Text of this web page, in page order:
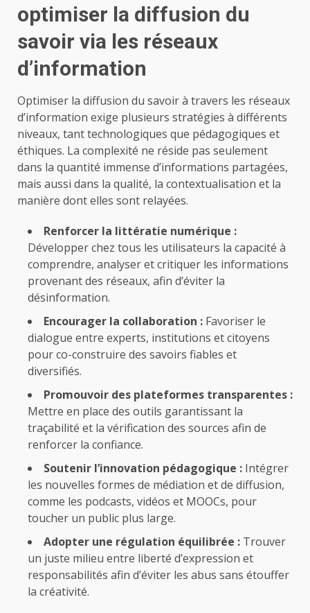
optimiser la diffusion du
savoir via les réseaux
d’information
Optimiser la diffusion du savoir à travers les réseaux
d’information exige plusieurs stratégies à différents
niveaux, tant technologiques que pédagogiques et
éthiques. La complexité ne réside pas seulement
dans la quantité immense d’informations partagées,
mais aussi dans la qualité, la contextualisation et la
manière dont elles sont relayées.
Renforcer la littératie numérique :
Développer chez tous les utilisateurs la capacité à
comprendre, analyser et critiquer les informations
provenant des réseaux, afin d’éviter la
désinformation.
Encourager la collaboration : Favoriser le
dialogue entre experts, institutions et citoyens
pour co-construire des savoirs fiables et
diversifiés.
Promouvoir des plateformes transparentes :
Mettre en place des outils garantissant la
traçabilité et la vérification des sources afin de
renforcer la confiance.
Soutenir l’innovation pédagogique : Intégrer
les nouvelles formes de médiation et de diffusion,
comme les podcasts, vidéos et MOOCs, pour
toucher un public plus large.
Adopter une régulation équilibrée : Trouver
un juste milieu entre liberté d’expression et
responsabilités afin d’éviter les abus sans étouffer
la créativité.